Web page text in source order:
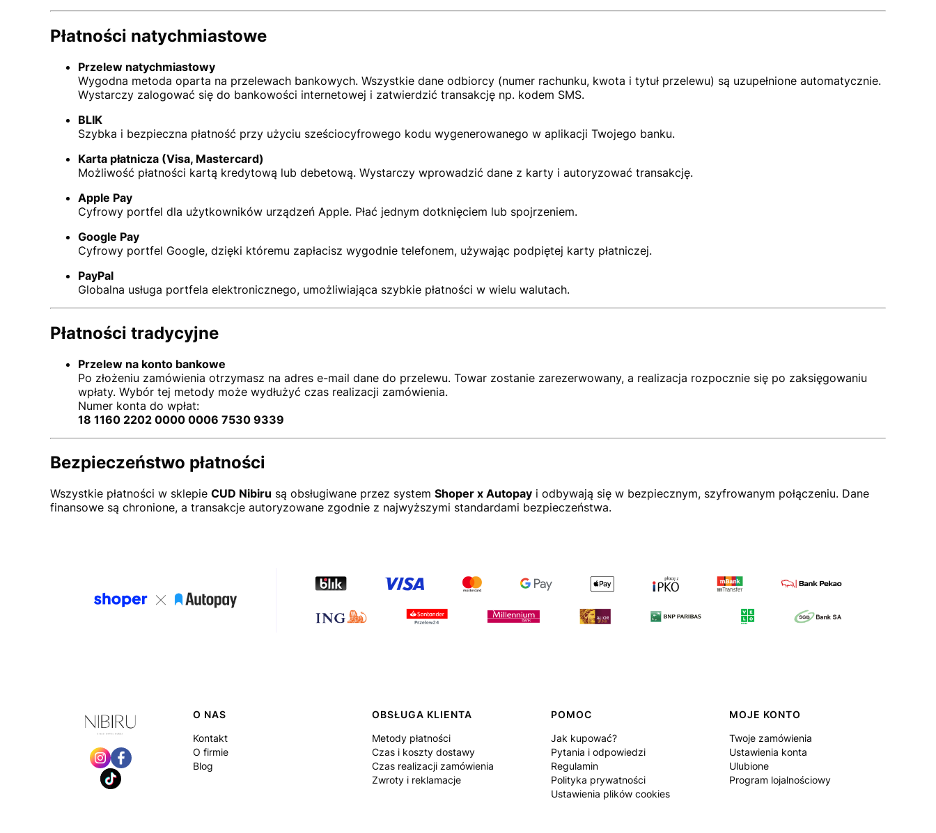
Płatności natychmiastowe
Przelew natychmiastowy
Wygodna metoda oparta na przelewach bankowych. Wszystkie dane odbiorcy (numer rachunku, kwota i tytuł przelewu) są uzupełnione automatycznie.
Wystarczy zalogować się do bankowości internetowej i zatwierdzić transakcję np. kodem SMS.
BLIK
Szybka i bezpieczna płatność przy użyciu sześciocyfrowego kodu wygenerowanego w aplikacji Twojego banku.
Karta płatnicza (Visa, Mastercard)
Możliwość płatności kartą kredytową lub debetową. Wystarczy wprowadzić dane z karty i autoryzować transakcję.
Apple Pay
Cyfrowy portfel dla użytkowników urządzeń Apple. Płać jednym dotknięciem lub spojrzeniem.
Google Pay
Cyfrowy portfel Google, dzięki któremu zapłacisz wygodnie telefonem, używając podpiętej karty płatniczej.
PayPal
Globalna usługa portfela elektronicznego, umożliwiająca szybkie płatności w wielu walutach.
Płatności tradycyjne
Przelew na konto bankowe
Po złożeniu zamówienia otrzymasz na adres e-mail dane do przelewu. Towar zostanie zarezerwowany, a realizacja rozpocznie się po zaksięgowaniu
wpłaty. Wybór tej metody może wydłużyć czas realizacji zamówienia.
Numer konta do wpłat:
18 1160 2202 0000 0006 7530 9339
Bezpieczeństwo płatności
Wszystkie płatności w sklepie CUD Nibiru są obsługiwane przez system Shoper x Autopay i odbywają się w bezpiecznym, szyfrowanym połączeniu. Dane
finansowe są chronione, a transakcje autoryzowane zgodnie z najwyższymi standardami bezpieczeństwa.
Linki w stopce
O NAS
Kontakt
O firmie
Blog
OBSŁUGA KLIENTA
Metody płatności
Czas i koszty dostawy
Czas realizacji zamówienia
Zwroty i reklamacje
POMOC
Jak kupować?
Pytania i odpowiedzi
Regulamin
Polityka prywatności
Ustawienia plików cookies
MOJE KONTO
Twoje zamówienia
Ustawienia konta
Ulubione
Program lojalnościowy